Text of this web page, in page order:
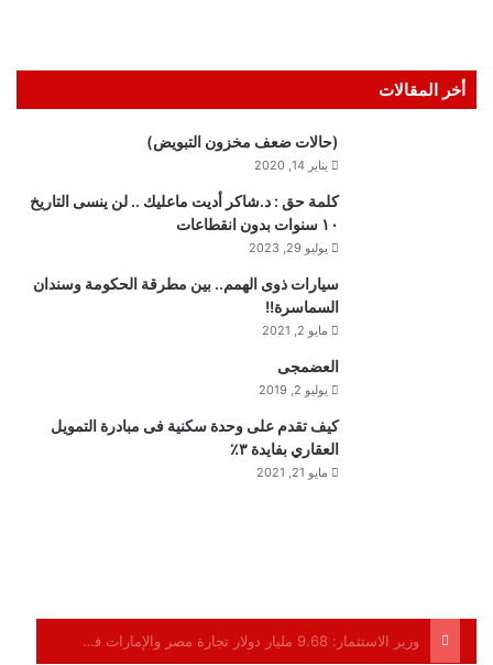
أخر المقالات
(حالات ضعف مخزون التبويض)
يناير 14, 2020
كلمة حق : د.شاكر أديت ماعليك .. لن ينسى التاريخ
١٠ سنوات بدون انقطاعات
يوليو 29, 2023
سيارات ذوى الهمم.. بين مطرقة الحكومة وسندان
السماسرة!!
مايو 2, 2021
العضمجى
يوليو 2, 2019
كيف تقدم على وحدة سكنية فى مبادرة التمويل
العقاري بفايدة ٣٪
مايو 21, 2021